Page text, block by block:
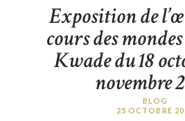
Exposition de
cours des
Kwade du 18
novembre
BLOG
25 OCTOBRE